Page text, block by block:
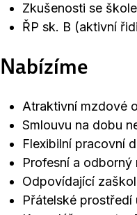
Zkušenosti se
ŘP sk. B (aktivní
Nabízíme
Atraktivní mzdové
Smlouvu na dobu
Flexibilní pracovní
Profesní a odborný
Odpovídající
Přátelské